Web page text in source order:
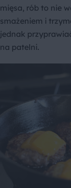
mięsa, rób to nie
smażeniem i
jednak
na patelni.